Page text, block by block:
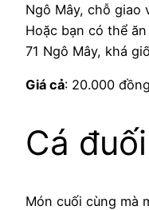
Ngô Mây, chỗ giao
Hoặc bạn có thể
71 Ngô Mây, khá
Giá cả: 20.000
Cá
Món cuối cùng mà